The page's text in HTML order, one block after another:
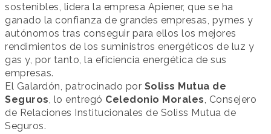
sostenibles, lidera la empresa Apiener, que se ha
ganado la confianza de grandes empresas, pymes y
autónomos tras conseguir para ellos los mejores
rendimientos de los suministros energéticos de luz y
gas y, por tanto, la eficiencia energética de sus
empresas.
El Galardón, patrocinado por Soliss Mutua de
Seguros, lo entregó Celedonio Morales, Consejero
de Relaciones Institucionales de Soliss Mutua de
Seguros.